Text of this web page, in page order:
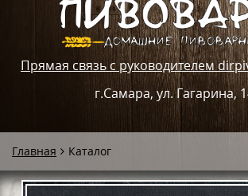
Прямая связь с руководителем
г.Самара, ул. Гагарина,
Главная Каталог